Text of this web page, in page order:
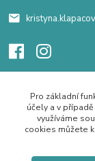
Pro základní
účely a v
využíváme
cookies můžete